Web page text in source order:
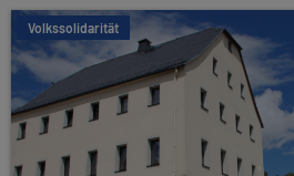
Volkssolidarität